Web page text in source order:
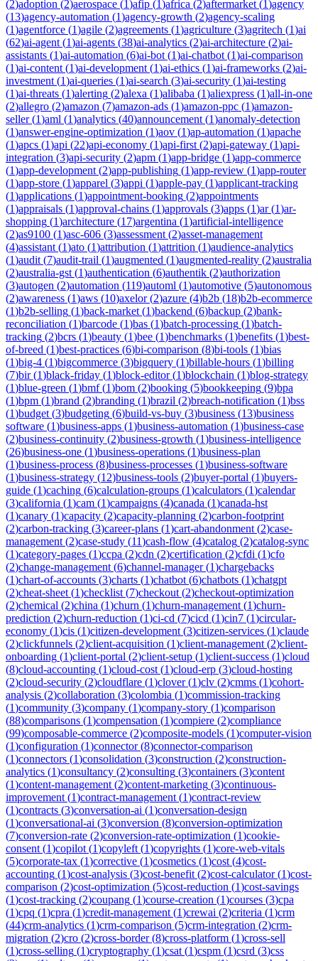
(2)adoption (2)aerospace (1)afip (1)africa (2)aftermarket (1)agency
(13)agency-automation (1)agency-growth (2)agency-scaling
(1)agentforce (1)agile (2)agreements (1)agriculture (3)agritech (1)ai
(62)ai-agent (1)ai-agents (38)ai-analytics (2)ai-architecture (2)ai-
assistants (1)ai-automation (6)ai-bot (1)ai-chatbot (1)ai-comparison
(1)ai-content (1)ai-development (1)ai-ethics (1)ai-frameworks (2)ai-
investment (1)ai-queries (1)ai-search (3)ai-security (1)ai-testing
(1)ai-threats (1)alerting (2)alexa (1)alibaba (1)aliexpress (1)all-in-one
(2)allegro (2)amazon (7)amazon-ads (1)amazon-ppc (1)amazon-
seller(1)aml (1)analytics (40)announcement (1)anomaly-detection
(1)answer-engine-optimization (1)aov (1)ap-automation (1)apache
(1)apcs (1)api (22)api-economy (1)api-first (2)api-gateway (1)api-
integration (3)api-security (2)apm (1)app-bridge (1)app-commerce
(1)app-development (2)app-publishing (1)app-review (1)app-router
(1)app-store (1)apparel (3)appi (1)apple-pay (1)applicant-tracking
(1)applications (1)appointment-booking (2)appointments
(1)appraisals (1)approval-chains (1)approvals (3)apps (1)ar(1)ar-
shopping (1)architecture (17)argentina (1)artificial-intelligence
(2)as9100 (1)asc-606 (3)assessment (2)asset-management
(4)assistant (1)ato (1)attribution (1)attrition (1)audience-analytics
(1)audit (7)audit-trail (1)augmented (1)augmented-reality (2)australia
(2)australia-gst (1)authentication (6)authentik (2)authorization
(3)autogen (2)automation (119)automl (1)automotive (5)autonomous
(2)awareness (1)aws (10)axelor(2)azure (4)b2b (18)b2b-ecommerce
(1)b2b-selling (1)back-market (1)backend (6)backup (2)bank-
reconciliation (1)barcode (1)bas (1)batch-processing (1)batch-
tracking (2)bcrs (1)beauty (1)bee (1)benchmarks (1)benefits (1)best-
of-breed (1)best-practices (6)bi-comparison (8)bi-tools (1)bias
(1)big-4 (1)bigcommerce (3)bigquery (1)billable-hours (1)billing
(7)bir(1)black-friday (1)block-editor(1)blockchain (1)blog-strategy
(1)blue-green (1)bmf(1)bom (2)booking (5)bookkeeping (9)bpa
(1)bpm (1)brand (2)branding (1)brazil (2)breach-notification (1)bss
(1)budget (3)budgeting (6)build-vs-buy (3)business (13)business
software (1)business-apps (1)business-automation (1)business-case
(2)business-continuity (2)business-growth (1)business-intelligence
(26)business-one (1)business-operations (1)business-plan
(1)business-process (8)business-processes (1)business-software
(1)business-strategy (12)business-tools (2)buyer-portal (1)buyers-
guide (1)caching (6)calculation-groups (1)calculators (1)calendar
(3)california (1)cam (1)campaigns (4)canada (1)canada-hst
(1)canary (1)capacity (2)capacity-planning (2)carbon-footprint
(2)carbon-tracking (3)career-plans (1)cart-abandonment (2)case-
management (2)case-study (11)cash-flow (4)catalog (2)catalog-sync
(1)category-pages (1)ccpa (2)cdn (2)certification (2)cfdi (1)cfo
(2)change-management (6)channel-manager(1)chargebacks
(1)chart-of-accounts (3)charts (1)chatbot (6)chatbots (1)chatgpt
(2)cheat-sheet (1)checklist (7)checkout (2)checkout-optimization
(2)chemical (2)china (1)churn (1)churn-management (1)churn-
prediction (2)churn-reduction (1)ci-cd (7)cicd (1)cin7 (1)circular-
economy (1)cis (1)citizen-development (3)citizen-services (1)claude
(2)clickfunnels (2)client-acquisition (1)client-management (2)client-
onboarding (1)client-portal (2)client-setup (1)client-success (1)cloud
(8)cloud-accounting (1)cloud-cost (1)cloud-erp (3)cloud-hosting
(2)cloud-security (2)cloudflare (1)clover(1)clv (2)cmms (1)cohort-
analysis (2)collaboration (3)colombia (1)commission-tracking
(1)community (3)company (1)company-story (1)comparison
(88)comparisons (1)compensation (1)compiere (2)compliance
(99)composable-commerce (2)composite-models (1)computer-vision
(1)configuration (1)connector(8)connector-comparison
(1)connectors (1)consolidation (3)construction (2)construction-
analytics (1)consultancy (2)consulting (3)containers (3)content
(1)content-management (2)content-marketing (3)continuous-
improvement (1)contract-management (1)contract-review
(1)contracts (3)conversation-ai (1)conversation-design
(1)conversational-ai (3)conversion (8)conversion-optimization
(7)conversion-rate (2)conversion-rate-optimization (1)cookie-
consent (1)copilot (1)copyleft (1)copyrights (1)core-web-vitals
(5)corporate-tax (1)corrective (1)cosmetics (1)cost (4)cost-
accounting (1)cost-analysis (3)cost-benefit (2)cost-calculator(1)cost-
comparison (2)cost-optimization (5)cost-reduction (1)cost-savings
(1)cost-tracking (2)coupang (1)course-creation (1)courses (3)cpa
(1)cpq (1)cpra (1)credit-management (1)crewai (2)criteria (1)crm
(44)crm-analytics (1)crm-comparison (5)crm-integration (2)crm-
migration (2)cro (2)cross-border(8)cross-platform (1)cross-sell
(1)cross-selling (1)cryptography (1)csat (1)cspm (1)csrd (3)css